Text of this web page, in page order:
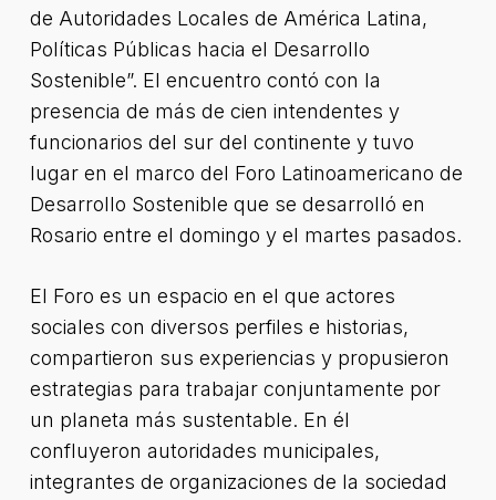
de Autoridades Locales de América Latina,
Políticas Públicas hacia el Desarrollo
Sostenible”. El encuentro contó con la
presencia de más de cien intendentes y
funcionarios del sur del continente y tuvo
lugar en el marco del Foro Latinoamericano de
Desarrollo Sostenible que se desarrolló en
Rosario entre el domingo y el martes pasados.
El Foro es un espacio en el que actores
sociales con diversos perfiles e historias,
compartieron sus experiencias y propusieron
estrategias para trabajar conjuntamente por
un planeta más sustentable. En él
confluyeron autoridades municipales,
integrantes de organizaciones de la sociedad